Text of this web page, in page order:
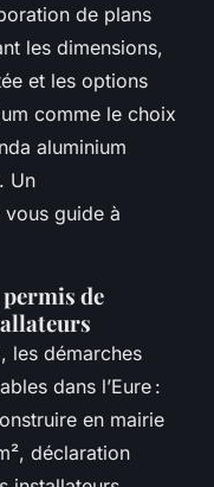
de plans
les dimensions,
et les options
comme le choix
aluminium
Un
guide à
de
, les démarches
dans l’Eure :
en mairie
déclaration